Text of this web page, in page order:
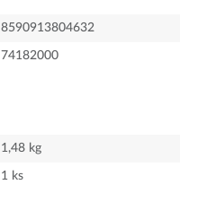
8590913804632
74182000
1,48 kg
1 ks